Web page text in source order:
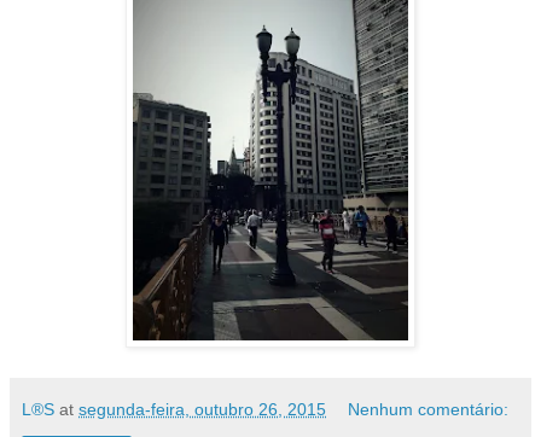
L®S at segunda-feira, outubro 26, 2015 Nenhum comentário: